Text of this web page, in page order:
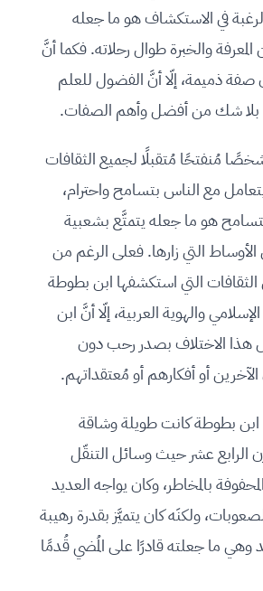
في الاستكشاف هو ما جعله
والخبرة طوال رحلاته. فكما أنَّ
ذميمة، إلّا أنَّ الفضول للعلم
بلا شك من أفضل وأهم الصفات.
مُنفتحًا مُتقبلًا لجميع الثقافات
يتعامل مع الناس بتسامح واحترام،
هو ما جعله يتمتَّع بشعبية
الأوساط التي زارها. فعلى الرغم من
التي استكشفها ابن بطوطة
والهوية العربية، إلّا أنَّ ابن
هذا الاختلاف بصدر رحب دون
أو أفكارهم أو مُعتقداتهم.
بطوطة كانت طويلة وشاقة
الرابع عشر حيث وسائل التنقّل
بالمخاطر، وكان يواجه العديد
ولكنَه كان يتميَّز بقدرة رهيبة
وهي ما جعلته قادرًا على المُضي قُدمًا